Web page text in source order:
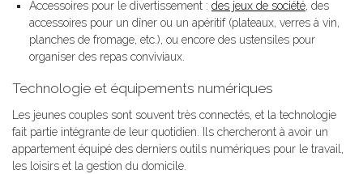
Accessoires pour le divertissement : des jeux de société, des
accessoires pour un dîner ou un apéritif (plateaux, verres à vin,
planches de fromage, etc.), ou encore des ustensiles pour
organiser des repas conviviaux.
Technologie et équipements numériques
Les jeunes couples sont souvent très connectés, et la technologie
fait partie intégrante de leur quotidien. Ils chercheront à avoir un
appartement équipé des derniers outils numériques pour le travail,
les loisirs et la gestion du domicile.